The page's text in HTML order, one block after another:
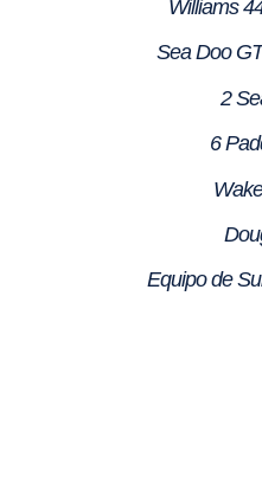
Williams
Sea Doo
2
6
Equipo de